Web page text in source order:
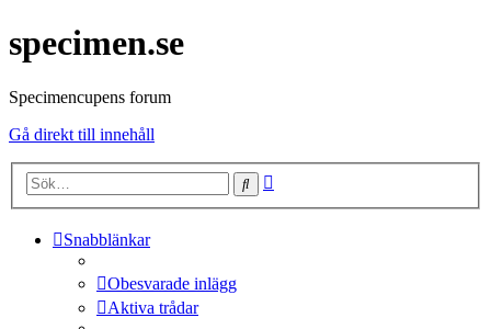
specimen.se
Specimencupens forum
Gå direkt till innehåll
Sök
Snabblänkar
Obesvarade inlägg
Aktiva trådar